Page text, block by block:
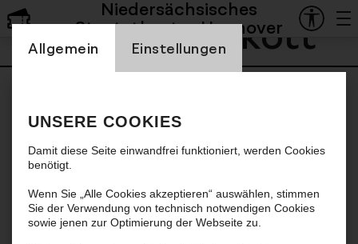
Einstellung Cookienbanner
Allgemein
Einstellungen
UNSERE COOKIES
Damit diese Seite einwandfrei funktioniert, werden Cookies
benötigt.
Wenn Sie „Alle Cookies akzeptieren“ auswählen, stimmen
Sie der Verwendung von technisch notwendigen Cookies
sowie jenen zur Optimierung der Webseite zu.
Niedersächsisches
Staatstheater Hannover
Michael Kokott